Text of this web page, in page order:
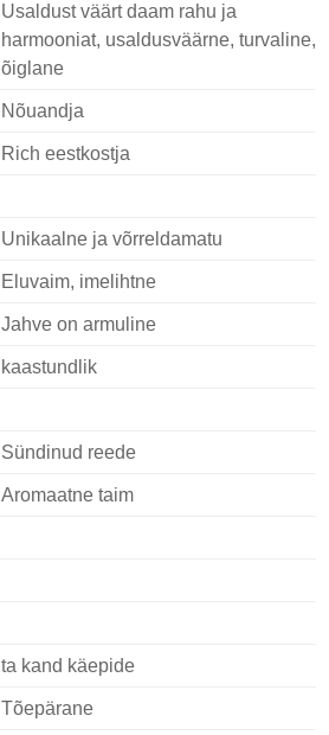
Usaldust väärt daam rahu ja
harmooniat, usaldusväärne, turvaline,
õiglane
Nõuandja
Rich eestkostja
Unikaalne ja võrreldamatu
Eluvaim, imelihtne
Jahve on armuline
kaastundlik
Sündinud reede
Aromaatne taim
ta kand käepide
Tõepärane